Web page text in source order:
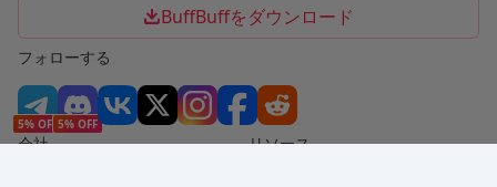
BuffBuffをダウンロード
フォローする
5% OFF 5% OFF
会社 リソース